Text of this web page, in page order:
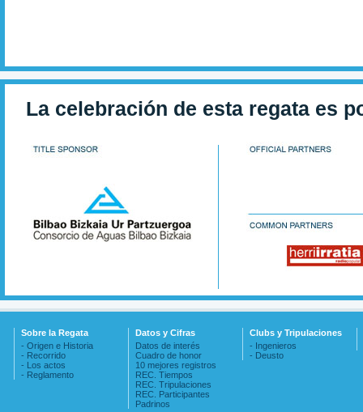
La celebración de esta regata es
Sobre la Regata
- Origen e Historia
- Recorrido
- Los actos
- Reglamento
Datos y Cifras
Datos de interés
Cuadro de honor
10 mejores registros
REC. Tiempos
REC. Tripulaciones
REC. Participantes
Padrinos
Clubs y Tripulaciones
- Ingenieros
- Deusto